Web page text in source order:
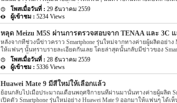
สิงหาคมที่ผ่านมานั้นตัวเครื่องก็มีค่า benchmark ถูกเปิดเผยออกมาให้
เมื่อเดือนตุลาคมที่ผ่านมานั้นก็มีข่าวออกมาอีกครั้ง โดยตามข่าวระบุว่า
จาก WiFi certified แล้ว ต่อมาก็มีรูปตัวเครื่องเปิดเผยออกมาอีกครั้ง จา
Galaxy A5 (2017) ถูกเปิดเผยออกมาหลายต่อหลายข่าวมาก จนหลาย
ไม่ช้านี้ แต่ล่าสุดนี้กลับมีข่าวของ Samsung Galaxy A5 (2017) ออกมาอี
Samsung Galaxy A5 (2017) นี้นั้น ตามข่าวได้ระบุ Spec ภายในตัวเครื่
แล้ว โดย Spec ของตัวเครื่องนั้นระบุว่าจะมาพร้อมกับหน้าจอแสดงผล
หน้าจอแสดงผลนั้นจะให้ความละเอียดอยุ่ที่ 1080p ส่วนความละเอียดอ
ของกล้องอยุ่ที่ 16 MP สำหรับกล้องทางด้านหลังของตัวเครื่อง […]
29 ธันวาคม 2559
5234 Views
หลุด Meizu M5S ผ่านการตรวจสอบจาก TENAA และ 3C
หลังจากที่ช่วงนี้ข่าวคราว Smartphone รุ่นใหม่จากทางค่ายผู้ผลิตอย่า
ให้แฟนๆ นั้นทราบรายละเอียดกันเลย โดยล่าสุดนั้นกลับมีข่าวของ
ให้แฟนๆ นั้นติ่นเต้นกันแล้ว สำหรับข่าวล่าสุดของ Smartphone รุ่นล่าสุด
นั้น ตามข่าวระบุว่า Smartphone รุ่นใหม่อย่าง Meizu M5S นั้นได้ผ่านก
โดยรายละเอียดของตัวเครื่องที่ปรากฏทางหน้าเว็บไซต์ TENAA นั้นระ
เลือกอย่างรุ่น M612Q และรุ่น M612M โดยทั้ง 2 รุ่นอย่าง M612Q และรุ่
ตัวเครื่องที่เหมือนกัน โดย Spec ของตัวเครื่องที่เปิดเผยผ่านหน้าเว็บไซ
ถูกขับเคลื่อนด้วย Chipset ที่ทำงานเป็นแบบ octa-core โดยจะประมวล
28 ธันวาคม 2559
5336 Views
Huawei Mate 9 มีสีใหม่ให้เลือกแล้ว
ย้อนกลับไปเมื่อประมาณเดือนพฤศจิกายนที่ผ่านมานั้นทางค่ายผู้ผลิต
เปิดตัว Smartphone รุ่นใหม่อย่าง Huawei Mate 9 ออกมาให้แฟนๆ ได้